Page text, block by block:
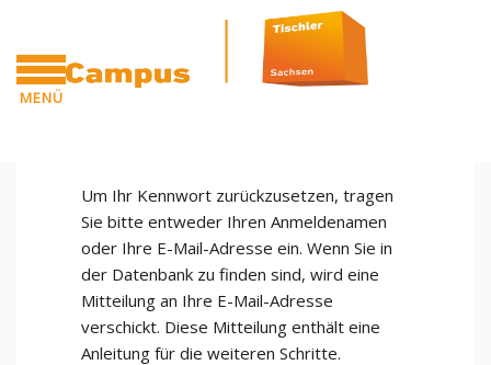
MENÜ
Zum Hauptinhalt
Um Ihr Kennwort zurückzusetzen, tragen
Sie bitte entweder Ihren Anmeldenamen
oder Ihre E-Mail-Adresse ein. Wenn Sie in
der Datenbank zu finden sind, wird eine
Mitteilung an Ihre E-Mail-Adresse
verschickt. Diese Mitteilung enthält eine
Anleitung für die weiteren Schritte.